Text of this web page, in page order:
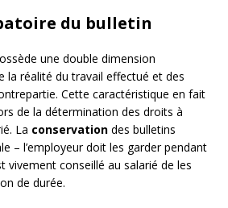
du bulletin
une double dimension
la réalité du travail effectué et des
Cette caractéristique en fait
de la détermination des droits à
La conservation des bulletins
– l’employeur doit les garder pendant
vivement conseillé au salarié de les
de durée.